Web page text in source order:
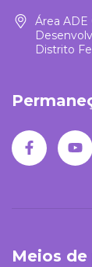
Área ADE
Distrito
Meios